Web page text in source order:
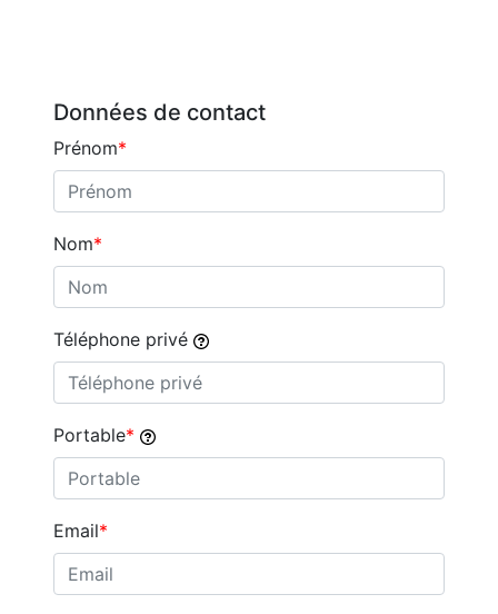
Données de contact
Prénom
Nom
Téléphone privé
Portable
Email